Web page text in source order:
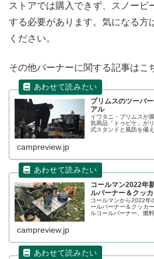
ストアでは購入できず、スノーピ
する必要があります。気になる方
ください。
その他バーナーに関する記事はこ
プリムスのツーバ
アル
イワタニ・プリムスが
気商品「トゥピケ」が
式スタンドと風防を備
campreview.jp
コールマン2022年
ルバーナー＆クッカ
コールマンから2022年
ールバーナー＆クッカ
ルコールバーナー、燃
campreview.jp